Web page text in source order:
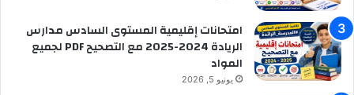
امتحانات إقليمية المستوى السادس مدارس
الريادة 2024-2025 مع التصحيح PDF لجميع
المواد
يونيو 5, 2026